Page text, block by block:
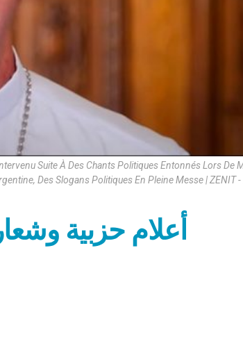
Suite À Des Chants Politiques Entonnés Lors De
Des Slogans Politiques En Pleine Messe | ZENIT
أعلام حزبية